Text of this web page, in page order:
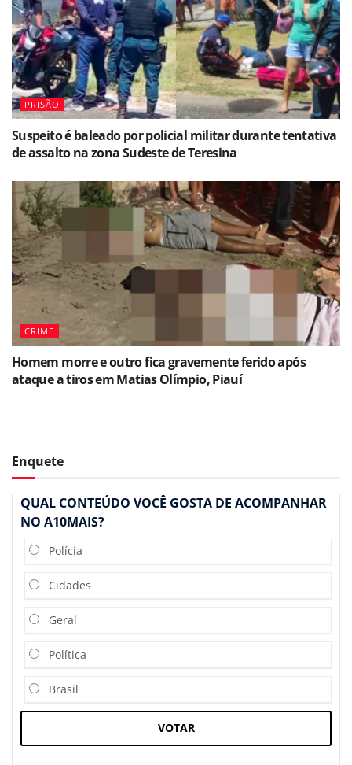
PRISÃO
Suspeito é baleado por policial militar durante tentativa
de assalto na zona Sudeste de Teresina
CRIME
Homem morre e outro fica gravemente ferido após
ataque a tiros em Matias Olímpio, Piauí
Enquete
QUAL CONTEÚDO VOCÊ GOSTA DE ACOMPANHAR
NO A10MAIS?
Polícia
Cidades
Geral
Política
Brasil
VOTAR